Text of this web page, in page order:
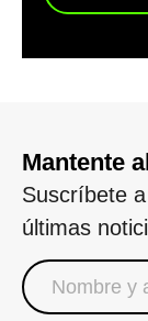
Mantente
Suscríbete
últimas